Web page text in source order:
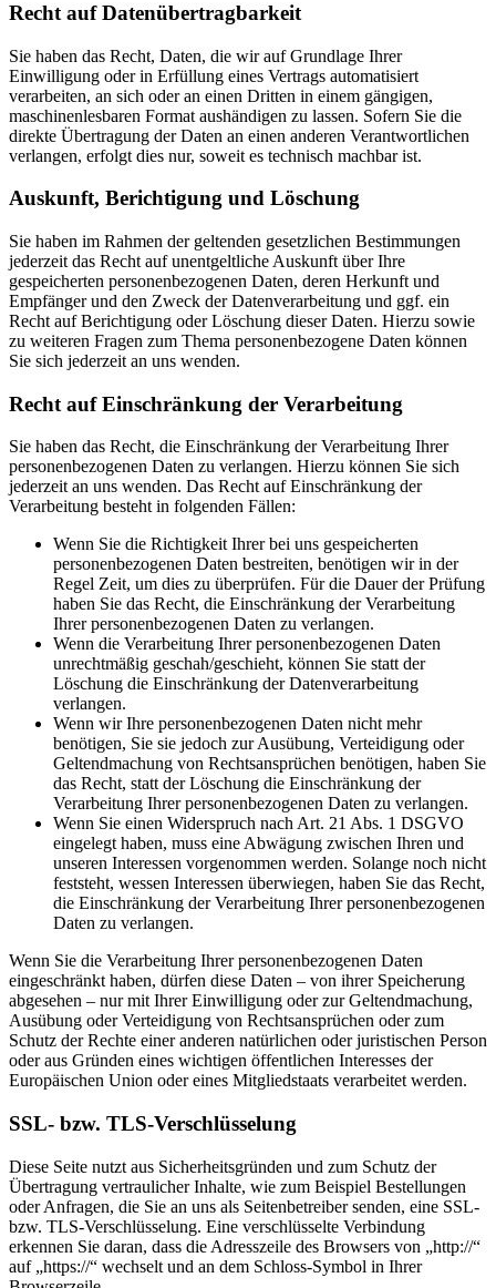
Recht auf Daten­übertrag­barkeit
Sie haben das Recht, Daten, die wir auf Grundlage Ihrer
Einwilligung oder in Erfüllung eines Vertrags automatisiert
verarbeiten, an sich oder an einen Dritten in einem gängigen,
maschinenlesbaren Format aushändigen zu lassen. Sofern Sie die
direkte Übertragung der Daten an einen anderen Verantwortlichen
verlangen, erfolgt dies nur, soweit es technisch machbar ist.
Auskunft, Berichtigung und Löschung
Sie haben im Rahmen der geltenden gesetzlichen Bestimmungen
jederzeit das Recht auf unentgeltliche Auskunft über Ihre
gespeicherten personenbezogenen Daten, deren Herkunft und
Empfänger und den Zweck der Datenverarbeitung und ggf. ein
Recht auf Berichtigung oder Löschung dieser Daten. Hierzu sowie
zu weiteren Fragen zum Thema personenbezogene Daten können
Sie sich jederzeit an uns wenden.
Recht auf Einschränkung der Verarbeitung
Sie haben das Recht, die Einschränkung der Verarbeitung Ihrer
personenbezogenen Daten zu verlangen. Hierzu können Sie sich
jederzeit an uns wenden. Das Recht auf Einschränkung der
Verarbeitung besteht in folgenden Fällen:
Wenn Sie die Richtigkeit Ihrer bei uns gespeicherten
personenbezogenen Daten bestreiten, benötigen wir in der
Regel Zeit, um dies zu überprüfen. Für die Dauer der Prüfung
haben Sie das Recht, die Einschränkung der Verarbeitung
Ihrer personenbezogenen Daten zu verlangen.
Wenn die Verarbeitung Ihrer personenbezogenen Daten
unrechtmäßig geschah/geschieht, können Sie statt der
Löschung die Einschränkung der Datenverarbeitung
verlangen.
Wenn wir Ihre personenbezogenen Daten nicht mehr
benötigen, Sie sie jedoch zur Ausübung, Verteidigung oder
Geltendmachung von Rechtsansprüchen benötigen, haben Sie
das Recht, statt der Löschung die Einschränkung der
Verarbeitung Ihrer personenbezogenen Daten zu verlangen.
Wenn Sie einen Widerspruch nach Art. 21 Abs. 1 DSGVO
eingelegt haben, muss eine Abwägung zwischen Ihren und
unseren Interessen vorgenommen werden. Solange noch nicht
feststeht, wessen Interessen überwiegen, haben Sie das Recht,
die Einschränkung der Verarbeitung Ihrer personenbezogenen
Daten zu verlangen.
Wenn Sie die Verarbeitung Ihrer personenbezogenen Daten
eingeschränkt haben, dürfen diese Daten – von ihrer Speicherung
abgesehen – nur mit Ihrer Einwilligung oder zur Geltendmachung,
Ausübung oder Verteidigung von Rechtsansprüchen oder zum
Schutz der Rechte einer anderen natürlichen oder juristischen Person
oder aus Gründen eines wichtigen öffentlichen Interesses der
Europäischen Union oder eines Mitgliedstaats verarbeitet werden.
SSL- bzw. TLS-Verschlüsselung
Diese Seite nutzt aus Sicherheitsgründen und zum Schutz der
Übertragung vertraulicher Inhalte, wie zum Beispiel Bestellungen
oder Anfragen, die Sie an uns als Seitenbetreiber senden, eine SSL-
bzw. TLS-Verschlüsselung. Eine verschlüsselte Verbindung
erkennen Sie daran, dass die Adresszeile des Browsers von „http://“
auf „https://“ wechselt und an dem Schloss-Symbol in Ihrer